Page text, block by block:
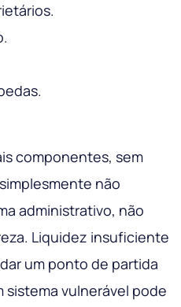
componentes, sem
não
administrativo, não
Liquidez insuficiente
um ponto de partida
sistema vulnerável pode